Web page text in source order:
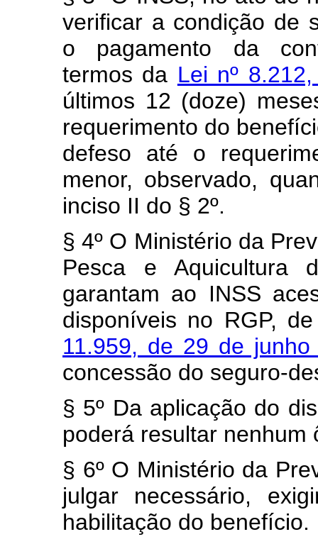
verificar a condição de
o pagamento da
termos da Lei nº
últimos 12 (doze)
requerimento do
defeso até o
menor, observado,
inciso II do § 2º.
§ 4º O Ministério da
Pesca e Aquicultura
garantam ao INSS
disponíveis no RGP,
11.959, de 29 de
concessão do seguro-
§ 5º Da aplicação do
poderá resultar nenhum
§ 6º O Ministério da
julgar necessário,
habilitação do benefício.